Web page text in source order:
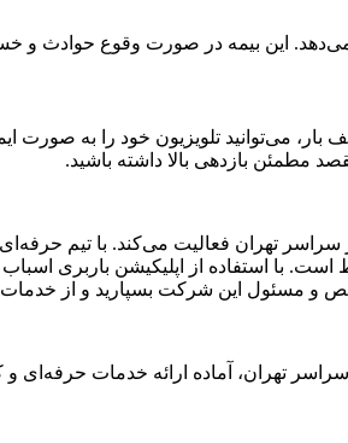
این بیمه در صورت وقوع حوادث و
می‌توانید تلویزیون خود را به صورت
مطمئن بازدهی بالا داشته باشید.
تهران فعالیت می‌کند. با تیم
است. با استفاده از اپلیکیشن باربری
و مسئول این شرکت بسپارید و از خدمات
تهران، آماده ارائه خدمات حرفه‌ای و